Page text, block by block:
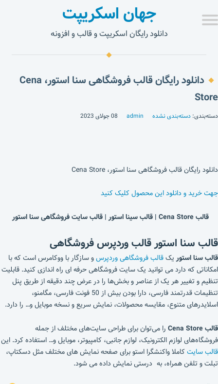
جهان اسکریپت
دانلود رایگان اسکریپت و قالب و افزونه
دانلود رایگان قالب فروشگاهی سنا استور، Cena
Store
دسته‌بندی: دسته‌بندی نشده admin 08 جولای 2023
دانلود رایگان قالب فروشگاهی سنا استور، Cena Store
جهت خرید و دانلود این محصول کلیک کنید
قالب Cena Store | قالب سینا استور | قالب سایت فروشگاهی سنا استور
قالب سنا استور قالب وردپرس فروشگاهی
قالب سنا استوریکقالب فروشگاهی وردپرسو سازگار با ووکامرس است که با
امکاناتی که دارد می توانید یک سایت فروشگاهی حرفه ای راه اندازی کنید. قابلیت
تنظیم و تغییر هر یک از عناصر و بخش‌ها را در عرض چند دقیقه از طریق پنل
تنظیمات قدرتمند فارسی، دارا بودن بیش از 50 فونت فارسی، مگامنو،
اسلایدرهای متنوع، مقایسه محصولات، نمایش سریع و نسخه موبایل و… را دارد.
قالب Cena Store
را می‌توان برای طراحی سایت‌های مختلف از جمله
فروشگاه‌های لوازم الکترونیک، لوازم جانبی، کامپیوتر، موبایل و… استفاده کرد. این
قالب سایتکاملا واکنشگرا استو برای صفحه نمایش های مختلف مثل دسکتاپ،
تبلت و تلفن همراه، به درستی نمایش داده می شود.